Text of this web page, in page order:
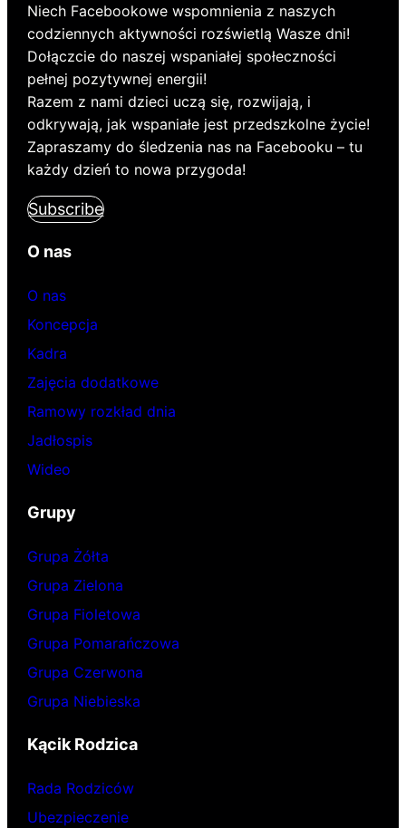
Niech Facebookowe wspomnienia z naszych
codziennych aktywności rozświetlą Wasze dni!
Dołączcie do naszej wspaniałej społeczności
pełnej pozytywnej energii!
Razem z nami dzieci uczą się, rozwijają, i
odkrywają, jak wspaniałe jest przedszkolne życie!
Zapraszamy do śledzenia nas na Facebooku – tu
każdy dzień to nowa przygoda!
Subscribe
O nas
O nas
Koncepcja
Kadra
Zajęcia dodatkowe
Ramowy rozkład dnia
Jadłospis
Wideo
Grupy
Grupa Żółta
Grupa Zielona
Grupa Fioletowa
Grupa Pomarańczowa
Grupa Czerwona
Grupa Niebieska
Kącik Rodzica
Rada Rodziców
Ubezpieczenie